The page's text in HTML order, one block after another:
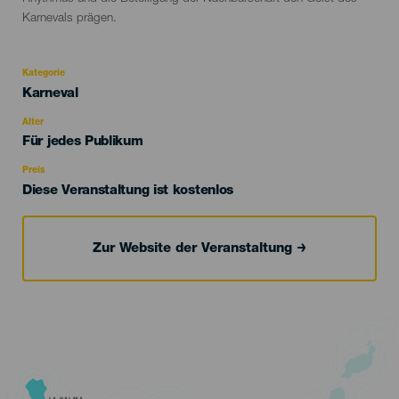
Karnevals prägen.
Kategorie
Categoría
evento
Karneval
Alter
Edad
Für jedes Publikum
Preis
Diese Veranstaltung ist kostenlos
Zur Website der Veranstaltung